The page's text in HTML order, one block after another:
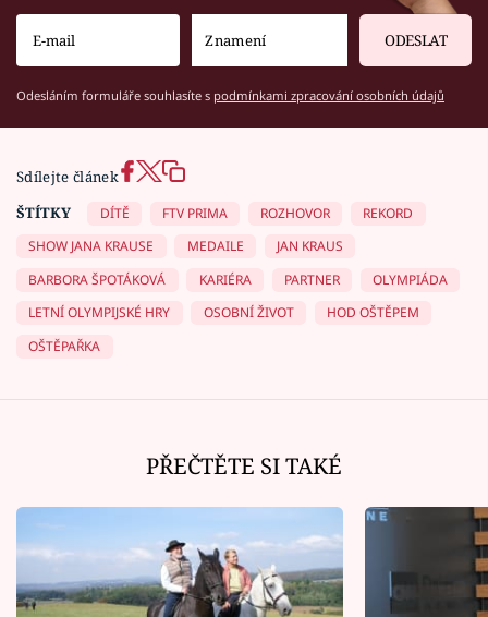
ODESLAT
Odesláním formuláře souhlasíte s podmínkami zpracování osobních údajů
Sdílejte článek
ŠTÍTKY
DÍTĚ FTV PRIMA ROZHOVOR
REKORD
SHOW JANA KRAUSE
MEDAILE
JAN KRAUS
BARBORA ŠPOTÁKOVÁ
KARIÉRA PARTNER
OLYMPIÁDA
LETNÍ OLYMPIJSKÉ HRY
OSOBNÍ ŽIVOT
HOD OŠTĚPEM
OŠTĚPAŘKA
PŘEČTĚTE SI TAKÉ